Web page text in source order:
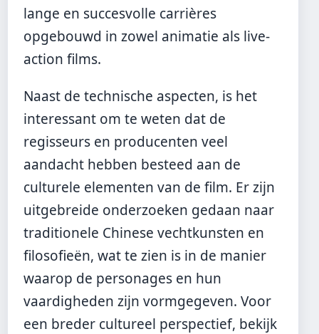
lange en succesvolle carrières
opgebouwd in zowel animatie als live-
action films.
Naast de technische aspecten, is het
interessant om te weten dat de
regisseurs en producenten veel
aandacht hebben besteed aan de
culturele elementen van de film. Er zijn
uitgebreide onderzoeken gedaan naar
traditionele Chinese vechtkunsten en
filosofieën, wat te zien is in de manier
waarop de personages en hun
vaardigheden zijn vormgegeven. Voor
een breder cultureel perspectief, bekijk